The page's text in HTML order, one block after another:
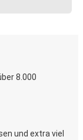
8.000
und extra viel